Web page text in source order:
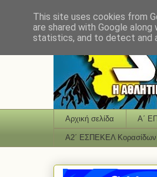
Αρχική σελίδα Α΄
Α2΄ ΕΣΠΕΚΕΛ Κορασίδων
This site uses cookies from
are shared with Google
statistics, and to detect and